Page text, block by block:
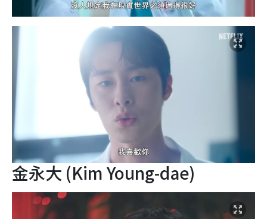
金永大 (Kim Young-dae)